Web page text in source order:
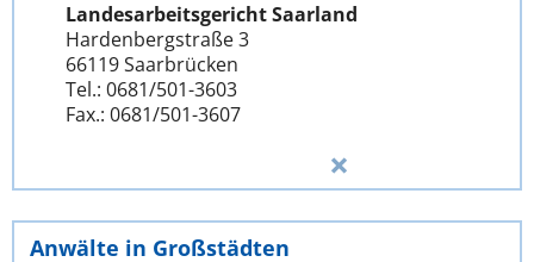
Landesarbeitsgericht Saarland
Hardenbergstraße 3
66119 Saarbrücken
Tel.: 0681/501-3603
Fax.: 0681/501-3607
Anwälte in Großstädten